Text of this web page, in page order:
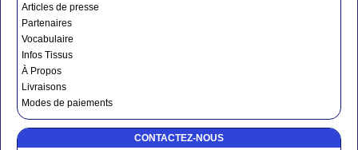
Articles de presse
Partenaires
Vocabulaire
Infos Tissus
À Propos
Livraisons
Modes de paiements
CONTACTEZ-NOUS